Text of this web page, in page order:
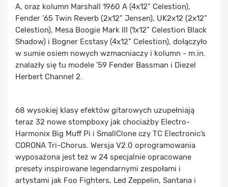
A, oraz kolumn Marshall 1960 A (4x12" Celestion),
Fender ’65 Twin Reverb (2x12" Jensen), UK2x12 (2x12"
Celestion), Mesa Boogie Mark III (1x12" Celestion Black
Shadow) i Bogner Ecstasy (4x12" Celestion), dołączyło
w sumie osiem nowych wzmacniaczy i kolumn - m.in.
znalazły się tu modele '59 Fender Bassman i Diezel
Herbert Channel 2.
68 wysokiej klasy efektów gitarowych uzupełniają
teraz 32 nowe stompboxy jak chociażby Electro-
Harmonix Big Muff Pi i SmallClone czy TC Electronic’s
CORONA Tri-Chorus. Wersja V2.0 oprogramowania
wyposażona jest też w 24 specjalnie opracowane
presety inspirowane legendarnymi zespołami i
artystami jak Foo Fighters, Led Zeppelin, Santana i